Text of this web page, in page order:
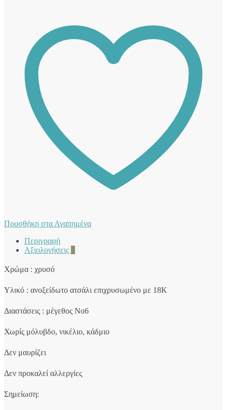
Προσθήκη στα Αγαπημένα
Περιγραφή
Αξιολογήσεις 0
Χρώμα : χρυσό
Υλικό : ανοξείδωτο ατσάλι επιχρυσωμένο με 18Κ
Διαστάσεις : μέγεθος Νο6
Χωρίς μόλυβδο, νικέλιο, κάδμιο
Δεν μαυρίζει
Δεν προκαλεί αλλεργίες
Σημείωση: